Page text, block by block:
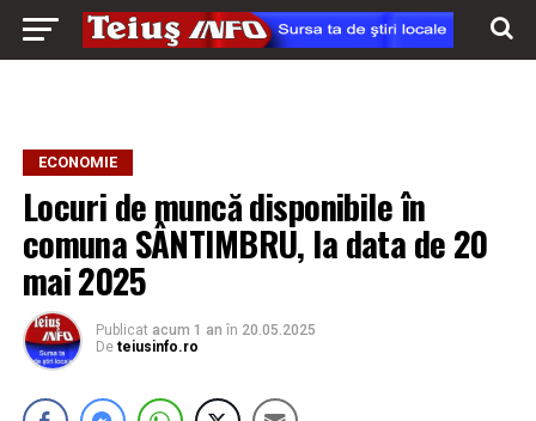
ECONOMIE
Locuri de muncă disponibile în
comuna SÂNTIMBRU, la data de 20
mai 2025
Publicat acum 1 an în 20.05.2025
De teiusinfo.ro